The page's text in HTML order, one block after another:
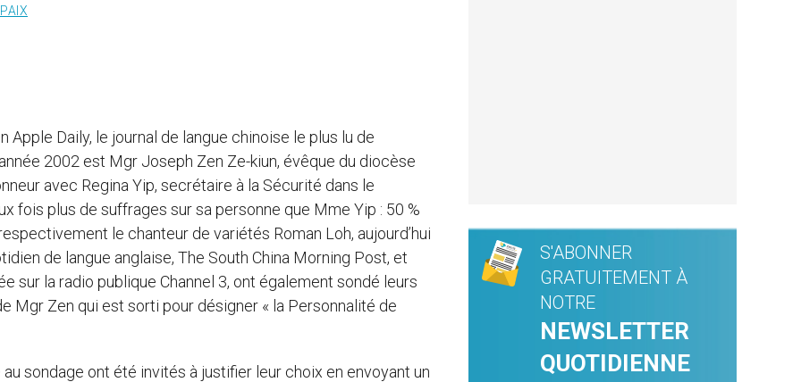
Daily, le journal de langue chinoise le plus lu de
2002 est Mgr Joseph Zen Ze-kiun, évêque du diocèse
avec Regina Yip, secrétaire à la Sécurité dans le
fois plus de suffrages sur sa personne que Mme Yip : 50 %
le chanteur de variétés Roman Loh, aujourd’hui
de langue anglaise, The South China Morning Post, et
sur la radio publique Channel 3, ont également sondé leurs
Mgr Zen qui est sorti pour désigner « la Personnalité de
sondage ont été invités à justifier leur choix en envoyant un
S'ABONNER
GRATUITEMENT À
NOTRE
NEWSLETTER
QUOTIDIENNE